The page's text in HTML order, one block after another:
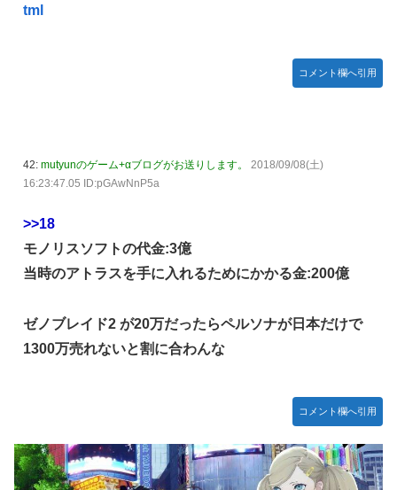
tml
コメント欄へ引用
42: mutyunのゲーム+αブログがお送りします。
2018/09/08(土)
16:23:47.05 ID:pGAwNnP5a
>>18
モノリスソフトの代金:3億
当時のアトラスを手に入れるためにかかる金:200億
ゼノブレイド2 が20万だったらペルソナが日本だけで
1300万売れないと割に合わんな
コメント欄へ引用